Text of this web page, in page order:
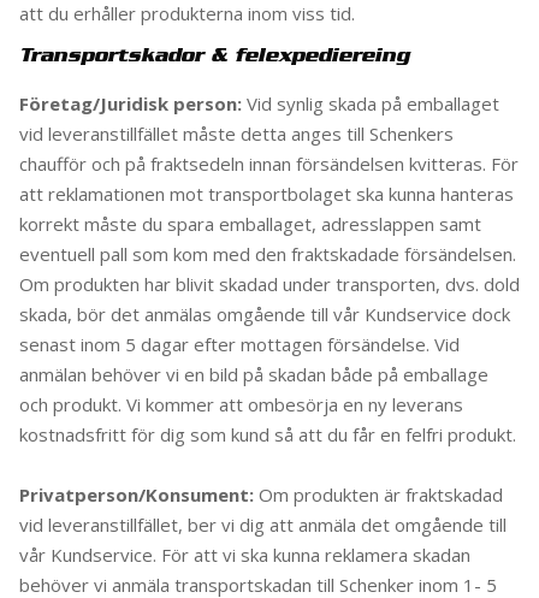
att du erhåller produkterna inom viss tid.
Transportskador & felexpediereing
Företag/Juridisk person: Vid synlig skada på emballaget
vid leveranstillfället måste detta anges till Schenkers
chaufför och på fraktsedeln innan försändelsen kvitteras. För
att reklamationen mot transportbolaget ska kunna hanteras
korrekt måste du spara emballaget, adresslappen samt
eventuell pall som kom med den fraktskadade försändelsen.
Om produkten har blivit skadad under transporten, dvs. dold
skada, bör det anmälas omgående till vår Kundservice dock
senast inom 5 dagar efter mottagen försändelse. Vid
anmälan behöver vi en bild på skadan både på emballage
och produkt. Vi kommer att ombesörja en ny leverans
kostnadsfritt för dig som kund så att du får en felfri produkt.
Privatperson/Konsument: Om produkten är fraktskadad
vid leveranstillfället, ber vi dig att anmäla det omgående till
vår Kundservice. För att vi ska kunna reklamera skadan
behöver vi anmäla transportskadan till Schenker inom 1- 5